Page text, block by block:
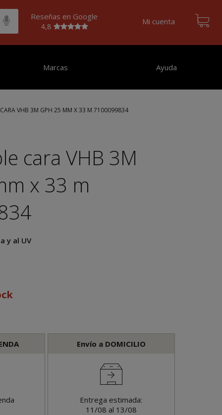
Reseñas en Google
4,8
Mi cuenta
Marcas Ayuda
VHB 3M GPH 25 MM X 33 M 7100099834
cara VHB 3M
x 33 m
y al UV
Envío a DOMICILIO
Entrega estimada:
11/08 al 13/08